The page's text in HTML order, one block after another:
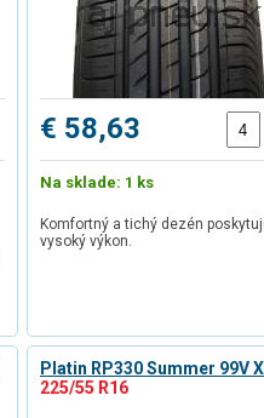
€ 58,63
Na sklade: 1 ks
Komfortný a tichý dezén
vysoký výkon.
Platin RP330 Summer 99V
225/55 R16